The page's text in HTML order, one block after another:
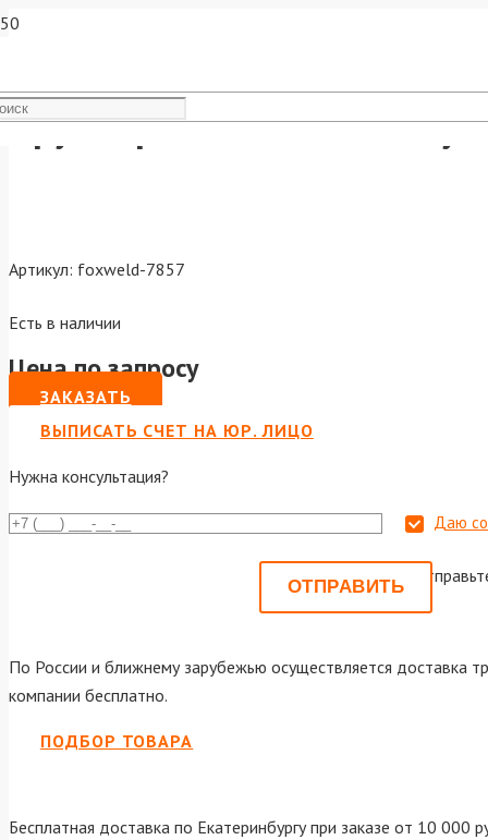
Круг отрезной по металлу
Артикул: foxweld-7857
Есть в наличии
Цена по запросу
ЗАКАЗАТЬ
ВЫПИСАТЬ СЧЕТ НА ЮР. ЛИЦО
Нужна консультация?
Даю
Или
По России и ближнему зарубежью осуществляется доставка
компании бесплатно.
ПОДБОР ТОВАРА
Бесплатная доставка по Екатеринбургу при заказе от 10 000